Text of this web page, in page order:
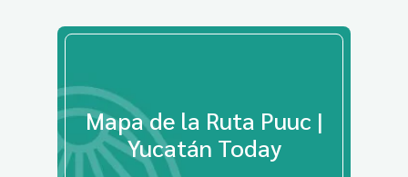
Mapa de la Ruta Puuc |
Yucatán Today